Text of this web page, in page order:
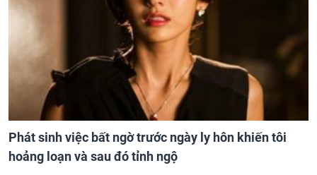
Phát sinh việc bất ngờ trước ngày ly hôn khiến tôi
hoảng loạn và sau đó tỉnh ngộ